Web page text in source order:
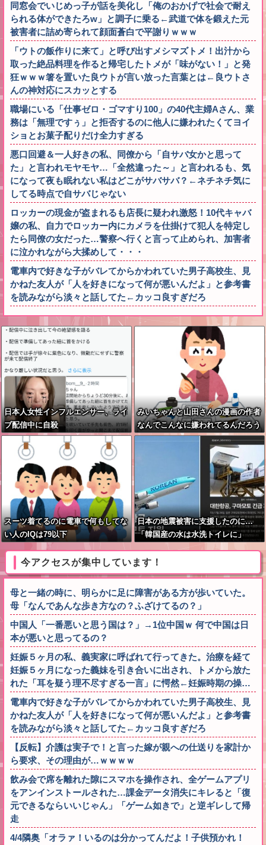
同窓会でいじめっ子が話を美化し「俺のおかげで社会で耐え
られる体ができたろw」と調子に乗る←武道で体を鍛えた元
被害者に詰め寄られて顔面蒼白で平謝りｗｗｗ
「ウトの飯作りに来て」と呼び出すメシマズトメ！出汁から
取った絶品料理を作ると帰宅したトメが「味がない！」と発
狂ｗｗｗ箸を置いた良ウトが言い放った言葉とは←良ウトさ
んの神対応にスカッとする
職場にいる「仕事ゼロ・ゴマすり100」の40代主婦Aさん、業
務は「無理ですぅ」と拒否するのに他人に嫌われたくてヨイ
ショとお菓子配りだけ全力すぎる
悪口回避＆一人好きの私、同僚から「自サバ女かと思って
た」と言われモヤモヤ…「全然違った～」と言われるも、気
になって夜も眠れない私はどこがサバサバ？←ネチネチ気に
してる時点で自サバじゃない
ロッカーの現金が盗まれるも店長に疑われ激怒！10代キャバ
嬢の私、自力でロッカー内にカメラを仕掛けて犯人を特定し
たら同僚の女だった…警察へ行くと言って止められ、加害者
に泣かれながら大揉めして・・・
電車内で好きな子がバレてからかわれていた男子高校生、見
かねた友人が「人を好きになって何が悪いんだよ」と参考書
を読みながら淡々と話してた←カッコ良すぎだろ
日本人女性インフルエンサー、ライ
ブ配信中に自殺
みいちゃんと山田さんの漫画の作者
なんでこんなに嫌われてるんだろう
な
スーツ着てるのに電車で何もしてな
い人のIQは79以下
日本の地震被害に支援したのに…
「韓国産の水は水洗トイレに」
今アクセスが集中しています！
母と一緒の時に、明らかに足に障害がある方が歩いていた。
母「なんであんな歩き方なの？ふざけてるの？」
中国人「一番悪いと思う国は？」→1位中国ｗ 何で中国は日
本が悪いと思ってるの？
妊娠５ヶ月の私、義実家に呼ばれて行ってきた。治療を経て
妊娠５ヶ月になった義妹を引き合いに出され、トメから放た
れた「耳を疑う理不尽すぎる一言」に愕然←妊娠時期の操…
電車内で好きな子がバレてからかわれていた男子高校生、見
かねた友人が「人を好きになって何が悪いんだよ」と参考書
を読みながら淡々と話してた←カッコ良すぎだろ
【反転】介護は実子で！と言った嫁が親への仕送りを家計か
ら要求、その理由が…ｗｗｗｗ
飲み会で席を離れた隙にスマホを操作され、全ゲームアプリ
をアンインストールされた…課金データ消失にキレると「復
元できるならいいじゃん」「ゲーム如きで」と逆ギレして帰
走
4/4隣奥「オラァ！いるのは分かってんだよ！子供預かれ！